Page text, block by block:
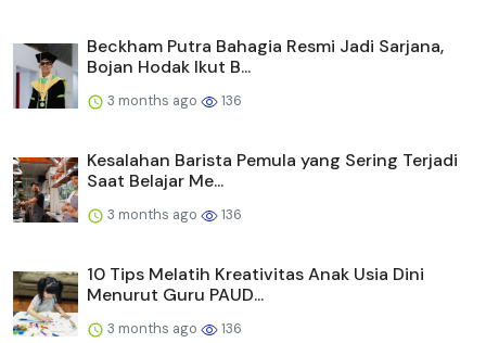
Beckham Putra Bahagia Resmi Jadi Sarjana,
Bojan Hodak Ikut B...
3 months ago 136
Kesalahan Barista Pemula yang Sering Terjadi
Saat Belajar Me...
3 months ago 136
10 Tips Melatih Kreativitas Anak Usia Dini
Menurut Guru PAUD...
3 months ago 136